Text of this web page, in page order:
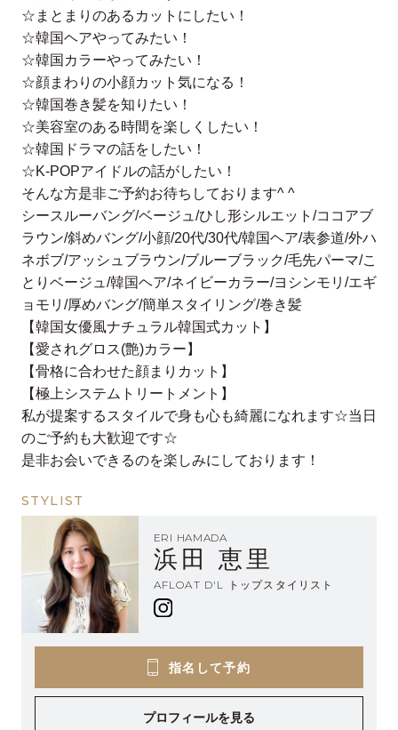
☆まとまりのあるカットにしたい！
☆韓国ヘアやってみたい！
☆韓国カラーやってみたい！
☆顔まわりの小顔カット気になる！
☆韓国巻き髪を知りたい！
☆美容室のある時間を楽しくしたい！
☆韓国ドラマの話をしたい！
☆K-POPアイドルの話がしたい！
そんな方是非ご予約お待ちしております^ ^
シースルーバング/ベージュ/ひし形シルエット/ココアブ
ラウン/斜めバング/小顔/20代/30代/韓国ヘア/表参道/外ハ
ネボブ/アッシュブラウン/ブルーブラック/毛先パーマ/こ
とりベージュ/韓国ヘア/ネイビーカラー/ヨシンモリ/エギ
ョモリ/厚めバング/簡単スタイリング/巻き髪
【韓国女優風ナチュラル韓国式カット】
【愛されグロス(艶)カラー】
【骨格に合わせた顔まりカット】
【極上システムトリートメント】
私が提案するスタイルで身も心も綺麗になれます☆当日
のご予約も大歓迎です☆
是非お会いできるのを楽しみにしております！
STYLIST
ERI HAMADA
浜田 恵里
AFLOAT D'L トップスタイリスト
指名して予約
プロフィールを見る